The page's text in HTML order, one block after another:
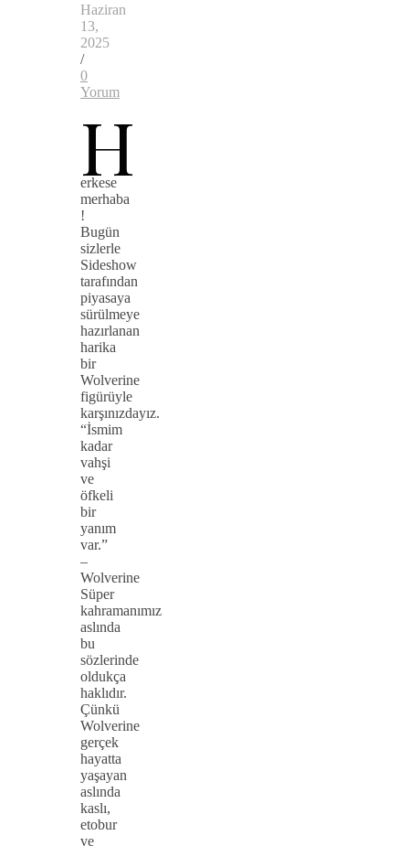
Haziran
13,
2025
/
0
Yorum
H
erkese
merhaba
!
Bugün
sizlerle
Sideshow
tarafından
piyasaya
sürülmeye
hazırlanan
harika
bir
Wolverine
figürüyle
karşınızdayız.
“İsmim
kadar
vahşi
ve
öfkeli
bir
yanım
var.”
–
Wolverine
Süper
kahramanımız
aslında
bu
sözlerinde
oldukça
haklıdır.
Çünkü
Wolverine
gerçek
hayatta
yaşayan
aslında
kaslı,
etobur
ve